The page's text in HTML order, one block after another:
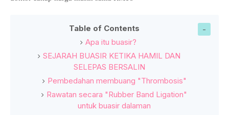
Table of Contents
Apa itu buasir?
SEJARAH BUASIR KETIKA HAMIL DAN
SELEPAS BERSALIN
Pembedahan membuang "Thrombosis"
Rawatan secara "Rubber Band Ligation"
untuk buasir dalaman